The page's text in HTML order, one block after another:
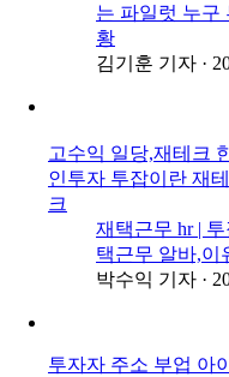
는 파일럿 누구
황
김기훈 기자 ·
고수익 일당,재테크
인투자 투잡이란 재
크
재택근무 hr |
택근무 알바,이
박수익 기자 ·
투자자 주소 부업 아